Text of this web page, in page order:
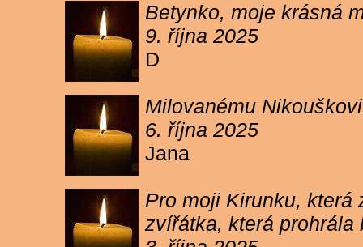
Betynko, moje krásná
9. října 2025
D
Milovanému
6. října 2025
Jana
Pro moji Kirunku, která
zvířátka, která prohrála